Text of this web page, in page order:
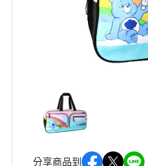
分享商品到